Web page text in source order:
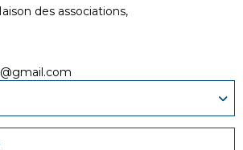
des associations,